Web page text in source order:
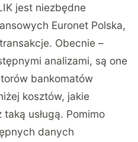
jest niezbędne
Euronet Polska,
Obecnie –
analizami, są one
bankomatów
kosztów, jakie
usługą. Pomimo
danych